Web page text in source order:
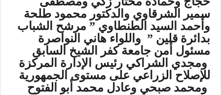
سمير الشرقاوي والدكتور محمود طلحة
وأحمد السيد الطنطاوي ” مرشح الشباب
بدائرة قلين ” واللواء هاني النواصرة
مسئول أمن جامعة كفر الشيخ السابق
ومجدي الشراكي رئيس الإدارة المركزة
للإصلاح الزراعي على مستوى الجمهورية
ومحمد صبحي وعادل محمد أبو الفتوح